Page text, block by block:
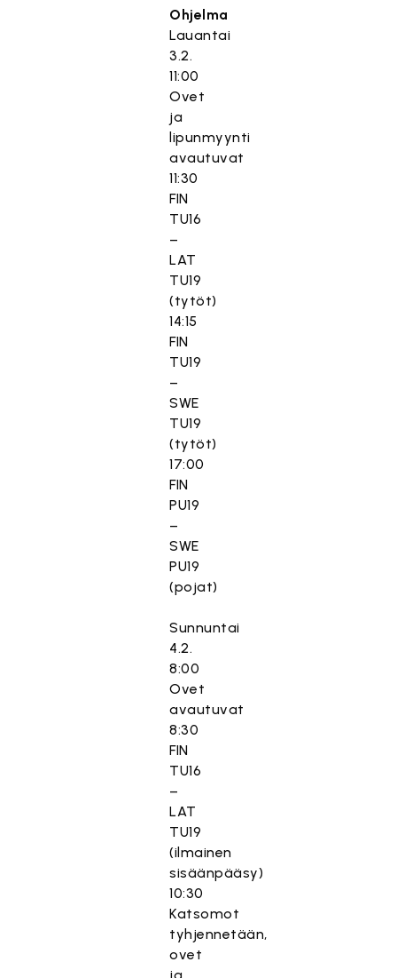
Ohjelma
Lauantai
3.2.
11:00
Ovet
ja
lipunmyynti
avautuvat
11:30
FIN
TU16
–
LAT
TU19
(tytöt)
14:15
FIN
TU19
–
SWE
TU19
(tytöt)
17:00
FIN
PU19
–
SWE
PU19
(pojat)
Sunnuntai
4.2.
8:00
Ovet
avautuvat
8:30
FIN
TU16
–
LAT
TU19
(ilmainen
sisäänpääsy)
10:30
Katsomot
tyhjennetään,
ovet